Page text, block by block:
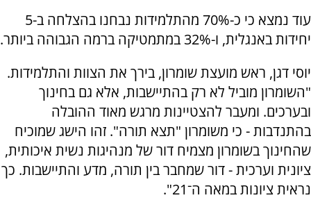
עוד נמצא כי כ-70% מהתלמידות נבחנו בהצלחה ב-5
יחידות באנגלית, ו-32% במתמטיקה ברמה הגבוהה ביותר.
יוסי דגן, ראש מועצת שומרון, בירך את הצוות והתלמידות.
"השומרון מוביל לא רק בהתיישבות, אלא גם בחינוך
ובערכים. ומעבר להצטיינות מרגש מאוד ההובלה
בהתנדבות - כי משומרון "תצא תורה". זהו הישג שמוכיח
שהחינוך בשומרון מצמיח דור של מנהיגות נשית איכותית,
ציונית וערכית - דור שמחבר בין תורה, מדע והתיישבות. כך
נראית ציונות במאה ה־21".